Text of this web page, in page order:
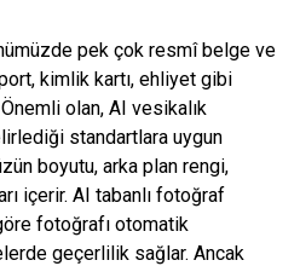
pek çok resmî belge ve
kimlik kartı, ehliyet gibi
olan, AI vesikalık
standartlara uygun
boyutu, arka plan rengi,
içerir. AI tabanlı fotoğraf
fotoğrafı otomatik
geçerlilik sağlar. Ancak